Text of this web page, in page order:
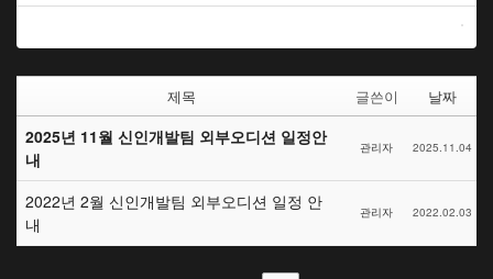
제목 글쓴이 날짜
2025년 11월 신인개발팀 외부오디션 일정안
내
관리자 2025.11.04
2022년 2월 신인개발팀 외부오디션 일정 안
내
관리자 2022.02.03